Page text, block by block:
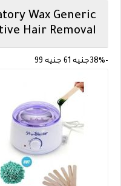
Generic
Wax
Hair Removal
-38% جنيه 61 جنيه 99